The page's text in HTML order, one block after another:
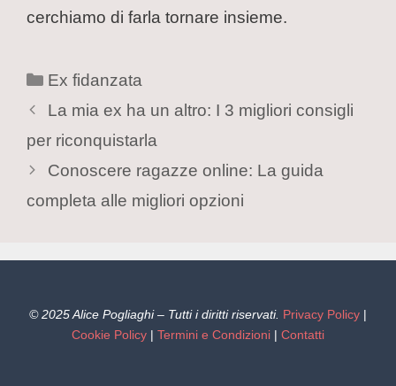
cerchiamo di farla tornare insieme.
Ex fidanzata
La mia ex ha un altro: I 3 migliori consigli
per riconquistarla
Conoscere ragazze online: La guida
completa alle migliori opzioni
© 2025 Alice Pogliaghi – Tutti i diritti riservati. Privacy Policy |
Cookie Policy | Termini e Condizioni | Contatti